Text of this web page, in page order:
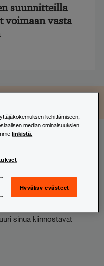
suunnitteilla
voimaan vasta
ja lakiuutisista?
teemat tai HR:n ja
sinua kiinnostavat
kehittämiseen,
median ominaisuuksien
linkistä.
Hyväksy evästeet